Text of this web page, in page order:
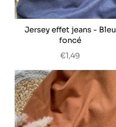
Jersey effet jeans - Bleu
foncé
€1,49